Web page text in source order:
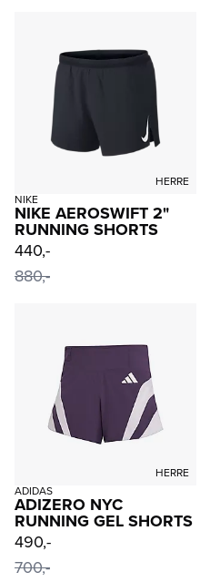
HERRE
NIKE
NIKE AEROSWIFT 2"
RUNNING SHORTS
440,-
880,-
HERRE
ADIDAS
ADIZERO NYC
RUNNING GEL SHORTS
490,-
700,-